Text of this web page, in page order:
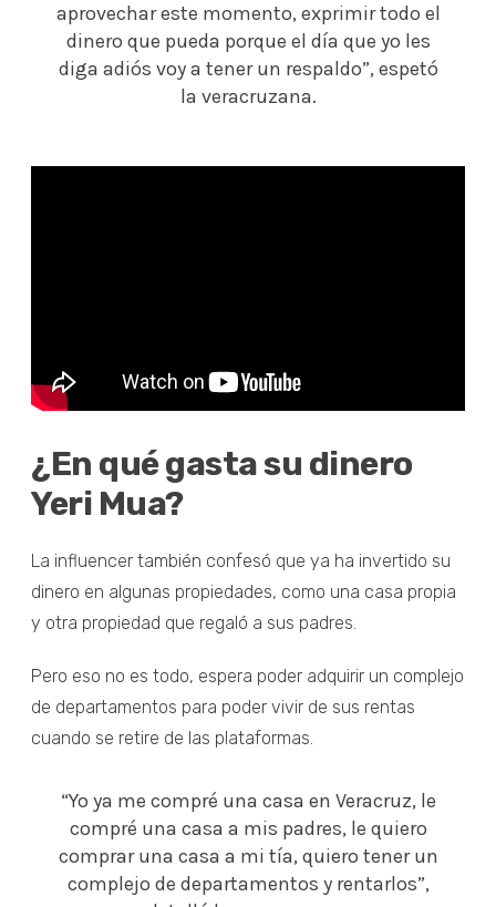
aprovechar este momento, exprimir todo el
dinero que pueda porque el día que yo les
diga adiós voy a tener un respaldo”, espetó
la veracruzana.
¿En qué gasta su dinero
Yeri Mua?
La influencer también confesó que ya ha invertido su
dinero en algunas propiedades, como una casa propia
y otra propiedad que regaló a sus padres.
Pero eso no es todo, espera poder adquirir un complejo
de departamentos para poder vivir de sus rentas
cuando se retire de las plataformas.
“Yo ya me compré una casa en Veracruz, le
compré una casa a mis padres, le quiero
comprar una casa a mi tía, quiero tener un
complejo de departamentos y rentarlos”,